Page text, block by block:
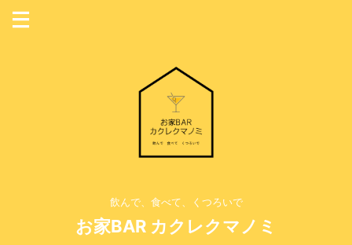
飲んで、食べて、くつろいで
お家BAR カクレクマノミ